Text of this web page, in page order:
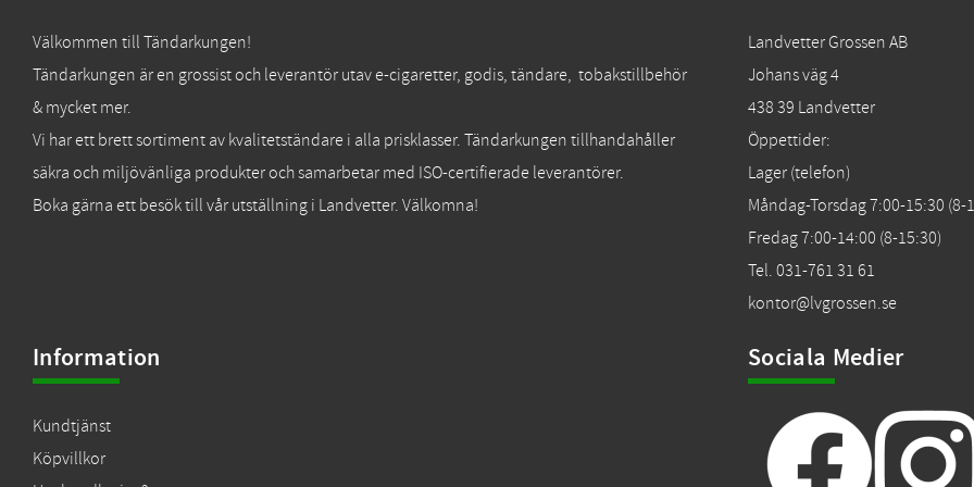
Välkommen till Tändarkungen!
Tändarkungen är en grossist och leverantör utav e-cigaretter, godis, tändare, tobakstillbehör
& mycket mer.
Vi har ett brett sortiment av kvalitetständare i alla prisklasser. Tändarkungen tillhandahåller
säkra och miljövänliga produkter och samarbetar med ISO-certifierade leverantörer.
Boka gärna ett besök till vår utställning i Landvetter. Välkomna!
Landvetter Grossen AB
Johans väg 4
438 39 Landvetter
Öppettider:
Lager (telefon)
Måndag-Torsdag 7:00-15:30 (8-
Fredag 7:00-14:00 (8-15:30)
Tel. 031-761 31 61
kontor@lvgrossen.se
Information
Kundtjänst
Köpvillkor
Sociala Medier